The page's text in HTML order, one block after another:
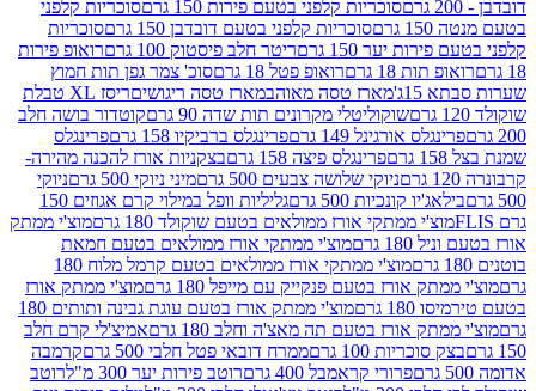
סוכריות קלפני בטעם פירות 150 גרם
סוכריות קלפני
סוכריות קלפני בטעם דובדבן 150 גרם
סוכריות
יער 150 גרם
ריטר חלב פיסטוק 100 גרם
רואופ פירות
תות 18 גרם
רואופ פטל 18 גרם
סוכ' צמר גפן תות חמוץ
מארז טסה מאוהב מארז טסה ריגושים
ריסז XL טבלת
שוקוליטלי מקרונים תות שדה 90 גרם
קוטדור בושה חלב
אורגינל 149 גרם
פרינגלס ברביקיו 158 גרם
פרינגלס
פרינגלס פיצה 158 גרם
בצקניות אורז להכנה מהירה-
ניוקי שלושה צבעים 500 גרם
מיני ניוקי 500 גרם
ניוקי
קונכיות 500 גרם
גליליות וופל במילוי קרם אגוזים 150
ממתקי אורז ממולאים בטעם שוקולד 180 גרם
מוצ'י ממתק
גרם
מוצ'י ממתקי אורז ממולאים בטעם חמאת
מוצ'י ממתקי אורז ממולאים בטעם קרמל מלוח 180
אורז בטעם פנקייק עם מייפל 180 גרם
מוצ'י ממתק אורז
גרם
מוצ'י ממתק אורז בטעם עוגת גבינה ותותים 180
אורז בטעם תה מאצ'ה וחלב 180 גרם
אמיצ'לי קרם חלב
סוכריות 100 גרם
ממרח דובאי פטל חלבי 500 גרם
קרמבה
פרורי קראמבל 400 גרם
רוטב פירות יער 300 מ"ל
רוטב